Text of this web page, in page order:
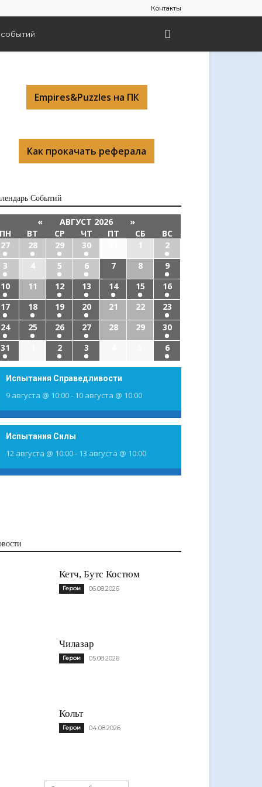
Контакты
Empires&Puzzles на ПК
Как прокачать реферала
Cобытий
« АВГУСТ 2026
»
ПН
ВТ СР ЧТ ПТ СБ
ВС
27
28 29 30 1
2
3
4 5 6 7 8
9
10
11 12 13 14 15
16
17
18 19 20 21 22
23
24
25 26 27 28 29
30
31
2 3 6
Испытания Справедливости
9 августа @ 10:00- 10 августа @ 10:00
Испытания Силы
12 августа @ 10:00- 13 августа @ 10:00
Кетч, Бутс Костюм
Герои 06.08.2026
Чилазар
Герои 05.08.2026
Кольт
Герои 04.08.2026